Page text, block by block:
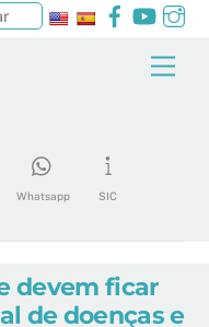
Facebook
Whatsapp SIC
devem ficar
de doenças e